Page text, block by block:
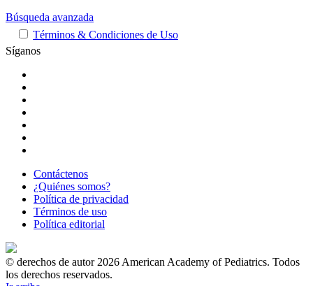
Búsqueda avanzada
Términos & Condiciones de Uso
Síganos
Contáctenos
¿Quiénes somos?
Política de privacidad
Términos de uso
Política editorial
© derechos de autor 2026 American Academy of Pediatrics. Todos
los derechos reservados.